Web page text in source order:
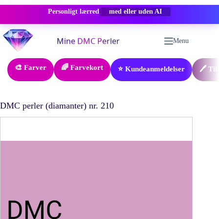
Personligt lærred -50% RABAT
Fortsæt
til
indhold
Menu
🎨 Farver 🌈 Farvekort ⭐ Kundeanmeldelser 🖊️
DMC perler (diamanter) nr. 210